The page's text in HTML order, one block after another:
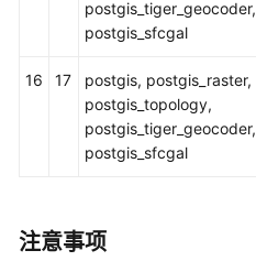
南
（巴
API
参
postgis_tiger_geocoder,
postgis_sfcgal
16 17
postgis, postgis_raster,
postgis_topology,
postgis_tiger_geocoder,
postgis_sfcgal
注意事项